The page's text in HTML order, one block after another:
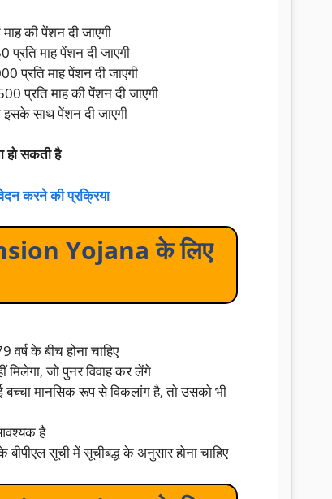
की पेंशन दी जाएगी
माह पेंशन दी जाएगी
प्रति माह पेंशन दी जाएगी
प्रति माह की पेंशन दी जाएगी
इसके साथ पेंशन दी जाएगी
हो सकती है
करने की प्रक्रिया
Yojana के लिए
वर्ष के बीच होना चाहिए
मिलेगा, जो पुनर विवाह कर लेंगे
बच्चा मानसिक रूप से विकलांग है, तो उसको भी
है
सूची में सूचीबद्ध के अनुसार होना चाहिए